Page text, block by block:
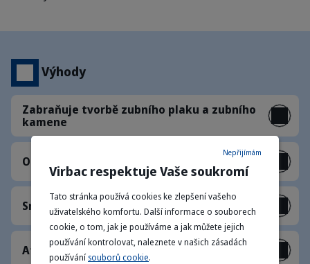
Výhody
Zabraňuje tvorbě zubního plaku a zubního
kamene
Osvěžuje dech psa již od prvního dne
Snadné podávání
Atraktivní mátová příchuť
Virbac respektuje Vaše soukromí
Tato stránka používá cookies ke zlepšení vašeho
uživatelského komfortu. Další informace o souborech
cookie, o tom, jak je používáme a jak můžete jejich
používání kontrolovat, naleznete v našich zásadách
používání souborů cookie.
Nepřijímám